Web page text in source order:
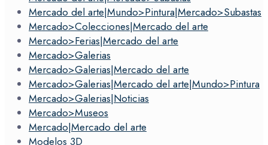
Mercado del arte|Mundo>Pintura|Mercado>Subastas
Mercado>Colecciones|Mercado del arte
Mercado>Ferias|Mercado del arte
Mercado>Galerias
Mercado>Galerias|Mercado del arte
Mercado>Galerias|Mercado del arte|Mundo>Pintura
Mercado>Galerias|Noticias
Mercado>Museos
Mercado|Mercado del arte
Modelos 3D